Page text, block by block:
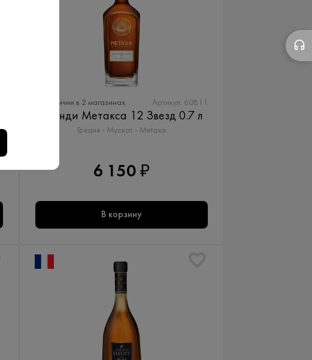
В наличии в 2 магазинах Артикул: 60811
Бренди Метакса 12 Звезд 0.7 л
Греция - Мускат - Metaxa
6 150 ₽
В корзину